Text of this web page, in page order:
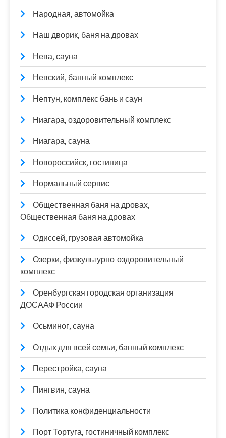
Народная, автомойка
Наш дворик, баня на дровах
Нева, сауна
Невский, банный комплекс
Нептун, комплекс бань и саун
Ниагара, оздоровительный комплекс
Ниагара, сауна
Новороссийск, гостиница
Нормальный сервис
Общественная баня на дровах,
Общественная баня на дровах
Одиссей, грузовая автомойка
Озерки, физкультурно-оздоровительный
комплекс
Оренбургская городская организация
ДОСААФ России
Осьминог, сауна
Отдых для всей семьи, банный комплекс
Перестройка, сауна
Пингвин, сауна
Политика конфиденциальности
Порт Тортуга, гостиничный комплекс